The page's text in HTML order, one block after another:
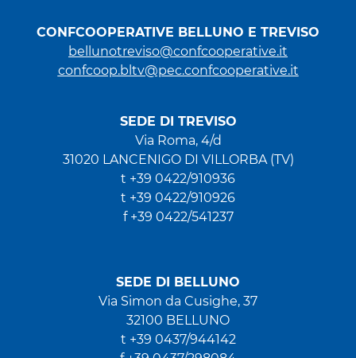
CONFCOOPERATIVE BELLUNO E TREVISO
bellunotreviso@confcooperative.it
confcoop.bltv@pec.confcooperative.it
SEDE DI TREVISO
Via Roma, 4/d
31020 LANCENIGO DI VILLORBA (TV)
t +39 0422/910936
t +39 0422/910926
f +39 0422/541237
SEDE DI BELLUNO
Via Simon da Cusighe, 37
32100 BELLUNO
t +39 0437/944142